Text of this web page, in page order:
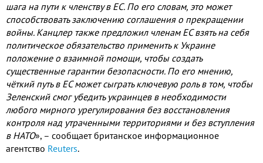
шага на пути к членству в ЕС. По его словам, это может
способствовать заключению соглашения о прекращении
войны. Канцлер также предложил членам ЕС взять на себя
политическое обязательство применить к Украине
положение о взаимной помощи, чтобы создать
существенные гарантии безопасности. По его мнению,
чёткий путь в ЕС может сыграть ключевую роль в том, чтобы
Зеленский смог убедить украинцев в необходимости
любого мирного урегулирования без восстановления
контроля над утраченными территориями и без вступления
в НАТО», – сообщает британское информационное
агентство Reuters.